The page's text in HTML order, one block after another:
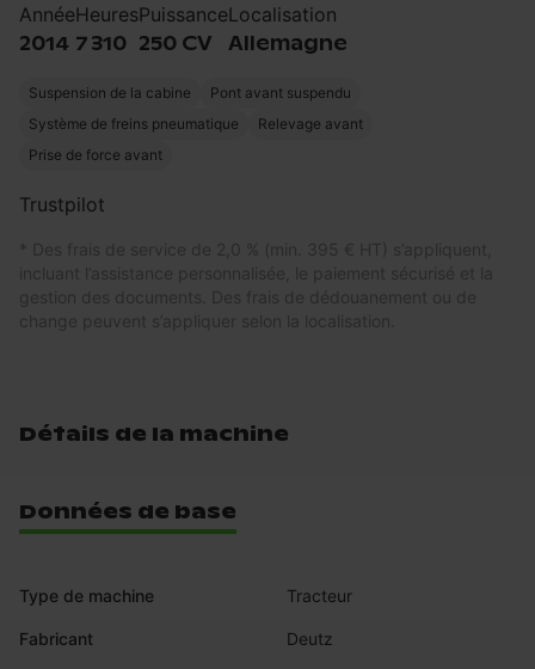
Année
2014
Heures
7 310
Puissance
250 CV
Localisation
Allemagne
Suspension de la cabine
Pont avant suspendu
Système de freins pneumatique
Relevage avant
Prise de force avant
Trustpilot
* Des frais de service de 2,0 % (min. 395 € HT) s’appliquent,
incluant l’assistance personnalisée, le paiement sécurisé et la
gestion des documents. Des frais de dédouanement ou de
change peuvent s’appliquer selon la localisation.
Détails de la machine
Données de base
Type de machine Tracteur
Fabricant Deutz